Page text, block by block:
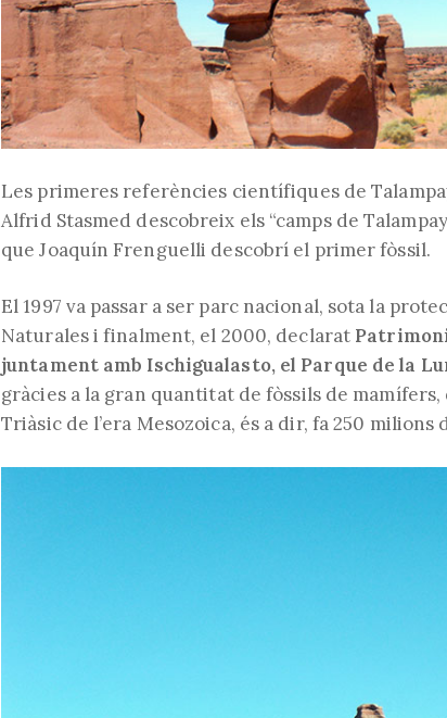
Les primeres referències científiques de
Alfrid Stasmed descobreix els “camps de
que Joaquín Frenguelli descobrí el primer fòssil.
El 1997 va passar a ser parc nacional, sota la
Naturales i finalment, el 2000, declarat
juntament amb Ischigualasto, el Parque de la
gràcies a la gran quantitat de fòssils de
Triàsic de l’era Mesozoica, és a dir, fa 250 milions